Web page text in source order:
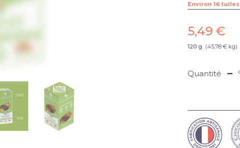
Environ 16 tuiles
5,49 €
120 g (45,78 € kg)
Quantité -